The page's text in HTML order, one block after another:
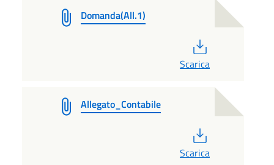
Domanda(All.1)
Scarica
Allegato_Contabile
Scarica